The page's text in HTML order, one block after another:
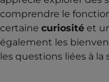
comprendre le
certaine curiosité et
également les
les questions liées à